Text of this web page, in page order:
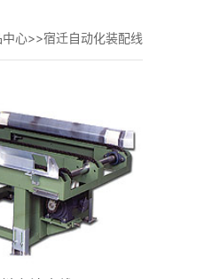
中心>>宿迁自动化装配线